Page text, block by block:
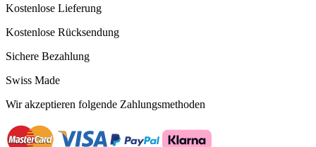
Kostenlose Lieferung
Kostenlose Rücksendung
Sichere Bezahlung
Swiss Made
Wir akzeptieren folgende Zahlungsmethoden